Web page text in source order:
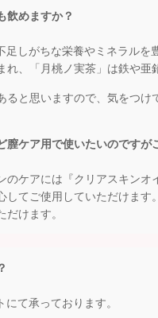
飲めますか？
足しがちな栄養やミネラル
、「月桃ノ実茶」は鉄や
ると思いますので、気をつ
膣ケア用で使いたいのですが
ケアには『クリアスキンオ
てご使用していただけます。
けます。
て承っております。